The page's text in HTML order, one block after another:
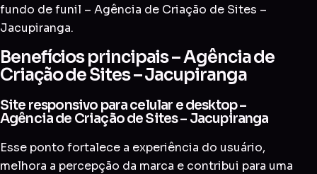
fundo de funil – Agência de Criação de Sites –
Jacupiranga.
Benefícios principais – Agência de
Criação de Sites – Jacupiranga
Site responsivo para celular e desktop –
Agência de Criação de Sites – Jacupiranga
Esse ponto fortalece a experiência do usuário,
melhora a percepção da marca e contribui para uma